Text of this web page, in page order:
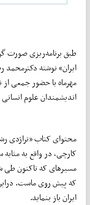
طبق برنامه‌ریزی صورت
مهرماه با حضور جمعی از
اندیشمندان علوم انسانی
محتوای کتاب «تراژدی
کارچی، در واقع به مثابه
مسیر‌های که تاکنون طی
که پیش روی ماست. دراین
ایران باز بنماید.